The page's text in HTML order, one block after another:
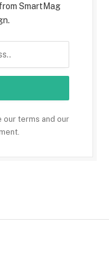
SmartMag
our terms and our